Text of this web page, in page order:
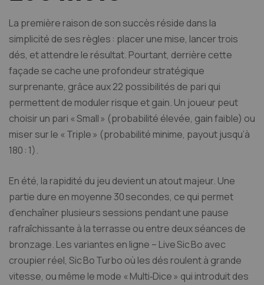
La première raison de son succès réside dans la
simplicité de ses règles : placer une mise, lancer trois
dés, et attendre le résultat. Pourtant, derrière cette
façade se cache une profondeur stratégique
surprenante, grâce aux 22 possibilités de pari qui
permettent de moduler risque et gain. Un joueur peut
choisir un pari « Small » (probabilité élevée, gain faible) ou
miser sur le « Triple » (probabilité minime, payout jusqu’à
180 : 1).
En été, la rapidité du jeu devient un atout majeur. Une
partie dure en moyenne 30 secondes, ce qui permet
d’enchaîner plusieurs sessions pendant une pause
rafraîchissante à la terrasse ou entre deux séances de
bronzage. Les variantes en ligne – Live Sic Bo avec
croupier réel, Sic Bo Turbo où les dés roulent à grande
vitesse, ou même le mode « Multi‑Dice » qui introduit des